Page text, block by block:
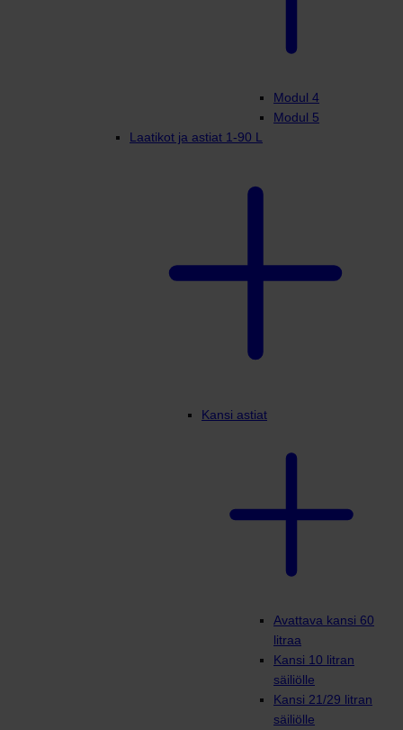
Modul 4
Modul 5
Laatikot ja astiat 1-90 L
Kansi astiat
Avattava kansi 60
litraa
Kansi 10 litran
säiliölle
Kansi 21/29 litran
säiliölle